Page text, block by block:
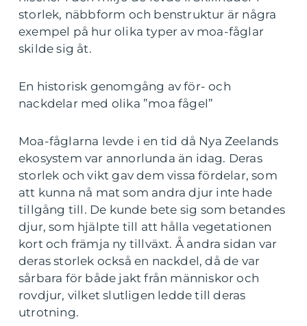
storlek, näbbform och benstruktur är några
exempel på hur olika typer av moa-fåglar
skilde sig åt.
En historisk genomgång av för- och
nackdelar med olika ”moa fågel”
Moa-fåglarna levde i en tid då Nya Zeelands
ekosystem var annorlunda än idag. Deras
storlek och vikt gav dem vissa fördelar, som
att kunna nå mat som andra djur inte hade
tillgång till. De kunde bete sig som betandes
djur, som hjälpte till att hålla vegetationen
kort och främja ny tillväxt. Å andra sidan var
deras storlek också en nackdel, då de var
sårbara för både jakt från människor och
rovdjur, vilket slutligen ledde till deras
utrotning.